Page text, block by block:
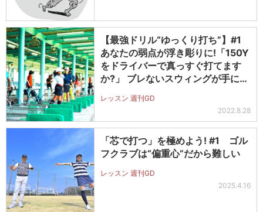
【最強ドリル“ゆっくり打ち”】#1
あなたの弱点が浮き彫りに!「150Y
をドライバーで真っすぐ打てます
か?」 ブレないスウィングが手に入
レッスン 週刊GD
2022.8.28
「芯で打つ」を極めよう! #1 ゴル
フクラブは“偏重心”だから難しい
レッスン 週刊GD
2025.4.16